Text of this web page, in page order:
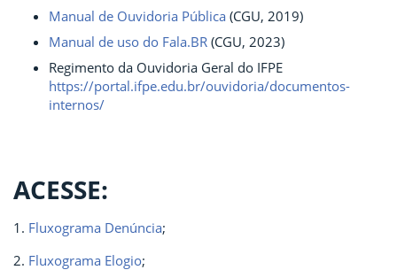
Manual de Ouvidoria Pública (CGU, 2019)
Manual de uso do Fala.BR (CGU, 2023)
Regimento da Ouvidoria Geral do IFPE
https://portal.ifpe.edu.br/ouvidoria/documentos-
internos/
ACESSE:
1. Fluxograma Denúncia;
2. Fluxograma Elogio;